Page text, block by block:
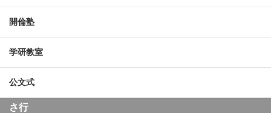
開倫塾
学研教室
公文式
さ行